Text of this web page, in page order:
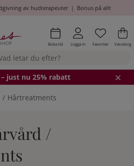
av hudterapeuter| Bonus på allt
Boka tid Logga in Antal i
.
Favoriter .
Varukorg
– just nu 25% rabatt
Hårtreatments
/